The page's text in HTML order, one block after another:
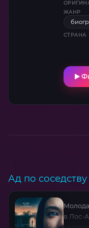
ЖАНР
СТРАНА
Ад по соседству
в Лос-